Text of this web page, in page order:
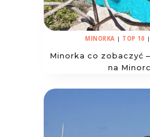
MINORKA | TOP 10
Minorka co zobaczyć
na